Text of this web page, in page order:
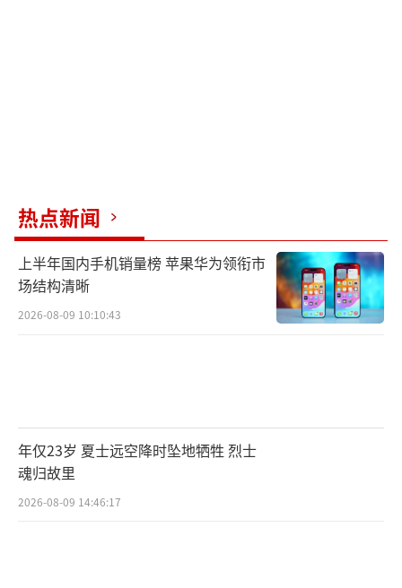
种种挑战中，韩国政治似乎陷入了一场未有定
论的混战。随着选举的日益临近，公众对于金
建希的下落、政府的稳定性以及国民力量党的
未来，持续保持着高度的关注。（责任编辑：张佳
热点新闻
上半年国内手机销量榜 苹果华为领衔市
场结构清晰
2026-08-09 10:10:43
年仅23岁 夏士远空降时坠地牺牲 烈士
魂归故里
2026-08-09 14:46:17